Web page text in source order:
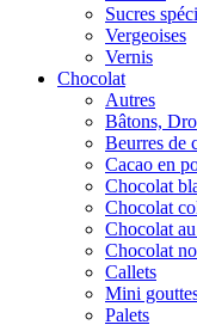
Sucres
Vergeoises
Vernis
Chocolat
Autres
Bâtons,
Beurres de
Cacao en
Chocolat
Chocolat
Chocolat
Chocolat
Callets
Mini
Palets